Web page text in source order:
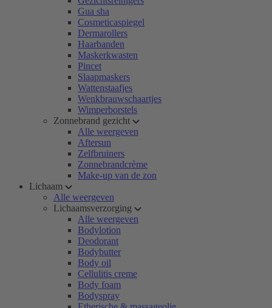
Gua sha
Cosmeticaspiegel
Dermarollers
Haarbanden
Maskerkwasten
Pincet
Slaapmaskers
Wattenstaafjes
Wenkbrauwschaartjes
Wimperborstels
Zonnebrand gezicht
Alle weergeven
Aftersun
Zelfbruiners
Zonnebrandcrème
Make-up van de zon
Lichaam
Alle weergeven
Lichaamsverzorging
Alle weergeven
Bodylotion
Deodorant
Bodybutter
Body oil
Cellulitis creme
Body foam
Bodyspray